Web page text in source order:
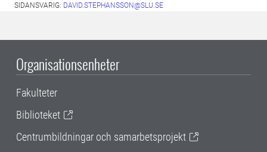
SIDANSVARIG: DAVID.STEPHANSSON@SLU.SE
Organisationsenheter
Fakulteter
Biblioteket
Centrumbildningar och samarbetsprojekt